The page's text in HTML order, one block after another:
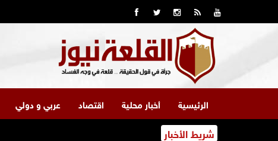
الرئيسية أخبار محلية اقتصاد عربي و دولي
شريط الأخبار